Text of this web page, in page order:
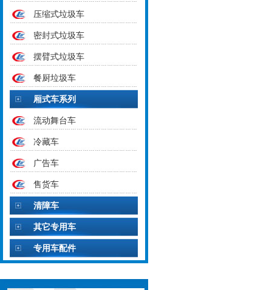
压缩式垃圾车
密封式垃圾车
摆臂式垃圾车
餐厨垃圾车
厢式车系列
流动舞台车
冷藏车
广告车
售货车
清障车
其它专用车
专用车配件